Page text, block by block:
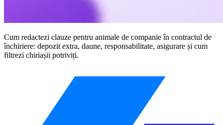
Cum redactezi clauze pentru animale de companie în contractul de
închiriere: depozit extra, daune, responsabilitate, asigurare și cum
filtrezi chiriașii potriviți.